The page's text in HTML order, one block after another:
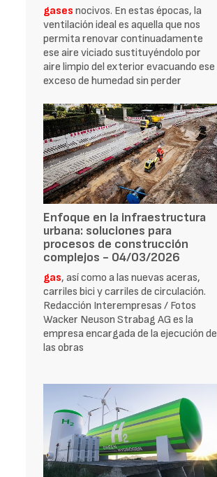
gases nocivos. En estas épocas, la
ventilación ideal es aquella que nos
permita renovar continuadamente
ese aire viciado sustituyéndolo por
aire limpio del exterior evacuando ese
exceso de humedad sin perder
Enfoque en la infraestructura
urbana: soluciones para
procesos de construcción
complejos - 04/03/2026
gas, así como a las nuevas aceras,
carriles bici y carriles de circulación.
Redacción Interempresas / Fotos
Wacker Neuson Strabag AG es la
empresa encargada de la ejecución de
las obras